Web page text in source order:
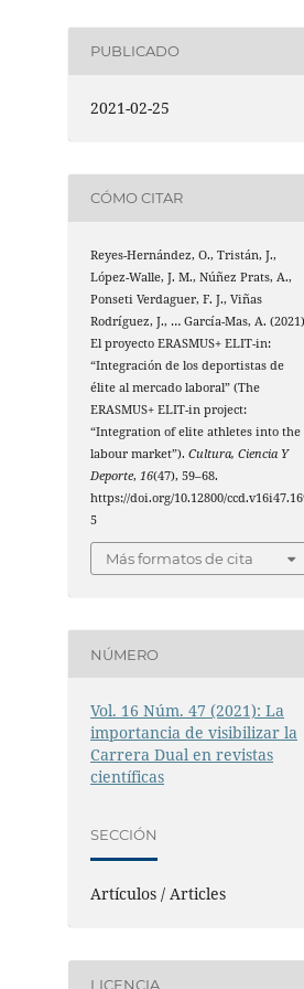
PUBLICADO
2021-02-25
CÓMO CITAR
Reyes-Hernández, O., Tristán, J.,
López-Walle, J. M., Núñez Prats, A.,
Ponseti Verdaguer, F. J., Viñas
Rodríguez, J., … García-Mas, A.
El proyecto ERASMUS+ ELIT-in:
“Integración de los deportistas de
élite al mercado laboral” (The
ERASMUS+ ELIT-in project:
“Integration of elite athletes into the
labour market”).Cultura, Ciencia Y
Deporte, 16(47), 59–68.
https://doi.org/10.12800/
5
Más formatos de cita
NÚMERO
Vol. 16 Núm. 47 (2021): La
importancia de visibilizar la
Carrera Dual en revistas
científicas
SECCIÓN
Artículos / Articles
LICENCIA